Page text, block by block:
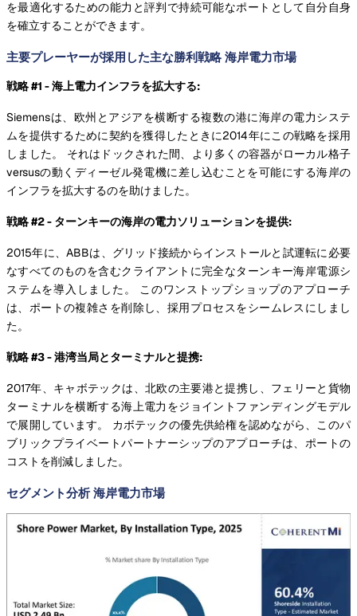
を最適化するための能力と評判で持続可能なポートとして自分自身
を確立することができます。
主要プレーヤーが採用した主な勝利戦略 海岸電力市場
戦略 #1 - 海上電力インフラを拡大する:
Siemensは、欧州とアジアを横断する複数の港に海岸の電力システ
ムを提供するために契約を獲得したときに2014年にこの戦略を採用
しました。 それはドックされた間、より多くの容器がローカル格子
versusの動くディーゼル発電機に差し込むことを可能にする海岸の
インフラを拡大するのを助けました。
戦略 #2 - ターンキーの海岸の電力ソリューションを提供:
2015年に、ABBは、グリッド接続からインストールと試運転に必要
なすべてのものを含むクライアントに完全なターンキー海岸電源シ
ステムを導入しました。 このワンストップショップのアプローチ
は、ポートの複雑さを削除し、採用プロセスをシームレスにしまし
た。
戦略 #3 - 港湾当局とターミナルと提携:
2017年、キャボテックは、北欧の主要港と提携し、フェリーと貨物
ターミナルを横断する海上電力をジョイントファンディングモデル
で展開しています。 カボテックの優先供給権を認めながら、このパ
ブリックプライベートパートナーシップのアプローチは、ポートの
コストを削減しました。
セグメント分析 海岸電力市場